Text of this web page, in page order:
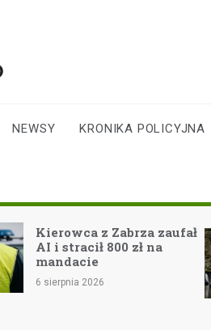
NEWSY KRONIKA POLICYJNA
z Zabrza zaufał
i stracił 800 zł na
sierpnia 2026